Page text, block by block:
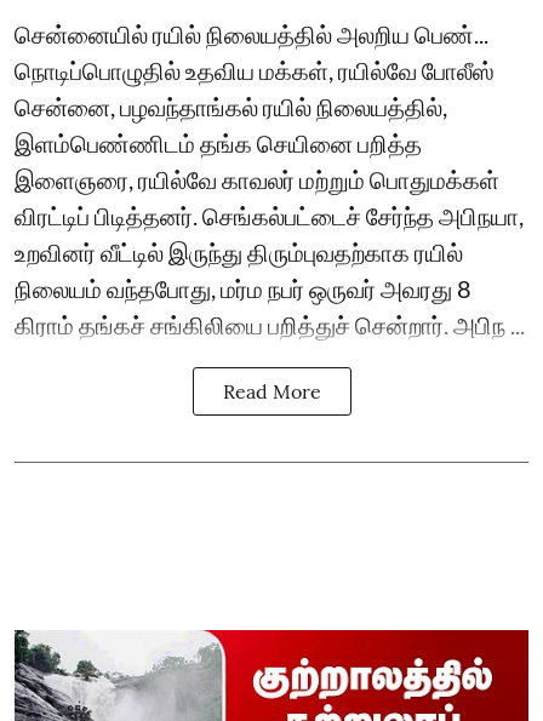
சென்னையில் ரயில் நிலையத்தில் அலறிய பெண்...
நொடிப்பொழுதில் உதவிய மக்கள், ரயில்வே போலீஸ்
சென்னை, பழவந்தாங்கல் ரயில் நிலையத்தில்,
இளம்பெண்ணிடம் தங்க செயினை பறித்த
இளைஞரை, ரயில்வே காவலர் மற்றும் பொதுமக்கள்
விரட்டிப் பிடித்தனர். செங்கல்பட்டைச் சேர்ந்த அபிநயா,
உறவினர் வீட்டில் இருந்து திரும்புவதற்காக ரயில்
நிலையம் வந்தபோது, மர்ம நபர் ஒருவர் அவரது 8
கிராம் தங்கச் சங்கிலியை பறித்துச் சென்றார். அபிந ...
Read More